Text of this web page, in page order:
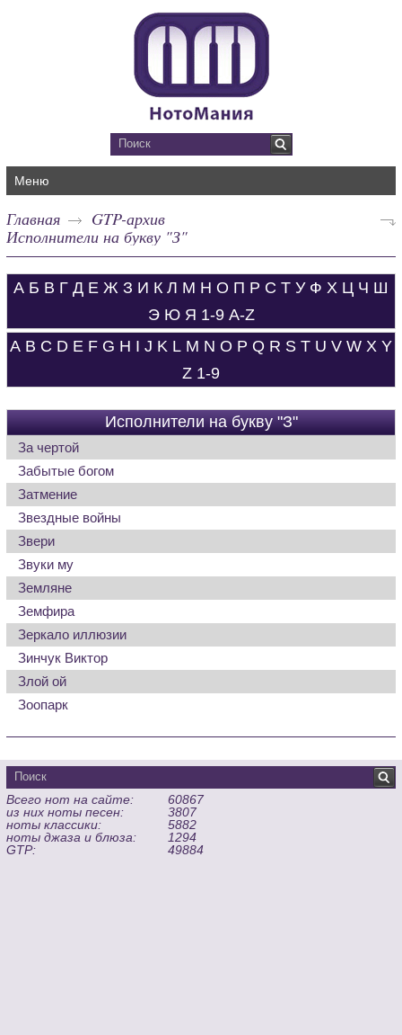
Меню
Главная
GTP-архив
Исполнители на букву "З"
А Б В Г Д Е Ж З И К Л М Н О П Р С Т У Ф Х Ц Ч Ш
Э Ю Я 1-9 A-Z
A B C D E F G H I J K L M N O P Q R S T U V W X Y
Z 1-9
Исполнители на букву "З"
За чертой
Забытые богом
Затмение
Звездные войны
Звери
Звуки му
Земляне
Земфира
Зеркало иллюзии
Зинчук Виктор
Злой ой
Зоопарк
Всего нот на сайте:
60867
из них ноты песен:
3807
ноты классики:
5882
ноты джаза и блюза:
1294
GTP:
49884